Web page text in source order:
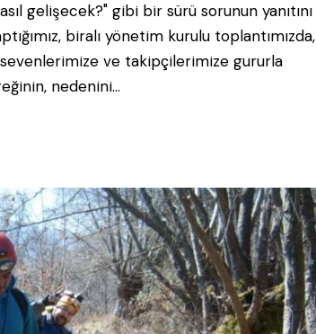
gelişecek?" gibi bir sürü sorunun yanıtını
biralı yönetim kurulu toplantımızda,
sevenlerimize ve takipçilerimize gururla
nedenini…